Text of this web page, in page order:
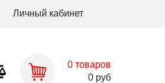
Личный кабинет
0 товаров
0 руб